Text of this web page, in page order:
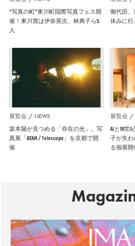
”写真の町”東川町国際写真フェス開
催！東川賞は伊奈英次、林典子ら5
人
御代田
休みに行
展覧会 NEWS
坂本陽が見つめる「存在の光」。写
真展「BEAM / Telescope」を京都で開
催
展覧会
AIと19世
子が失
る個展